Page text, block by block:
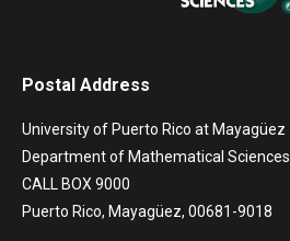
Postal Address
University of Puerto Rico at Mayagüez
Department of Mathematical Sciences
CALL BOX 9000
Puerto Rico, Mayagüez, 00681-9018